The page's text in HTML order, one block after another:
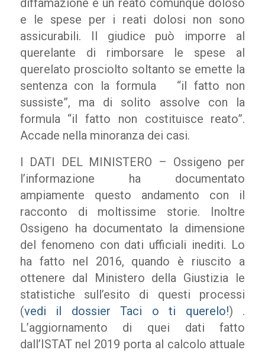
diffamazione è un reato comunque doloso
e le spese per i reati dolosi non sono
assicurabili. Il giudice può imporre al
querelante di rimborsare le spese al
querelato prosciolto soltanto se emette la
sentenza con la formula
“il fatto non
sussiste”, ma di solito assolve con la
formula “il fatto non costituisce reato”.
Accade nella minoranza dei casi.
I DATI DEL MINISTERO – Ossigeno per
l’informazione ha documentato
ampiamente questo andamento con il
racconto di moltissime storie. Inoltre
Ossigeno ha documentato la dimensione
del fenomeno con dati ufficiali inediti. Lo
ha fatto nel 2016, quando è riuscito a
ottenere dal Ministero della Giustizia le
statistiche sull’esito di questi processi
(vedi il dossier Taci o ti querelo!) .
L’aggiornamento di quei dati fatto
dall’ISTAT nel 2019 porta al calcolo attuale